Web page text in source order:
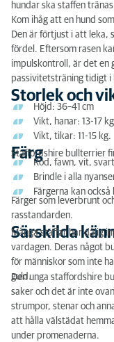
hundar ska staffen
Kom ihåg att en hund
Den är förtjust i att leka,
fördel. Eftersom rasen
impulskontroll, är det en
passivitetsträning tidigt i
Storlek och
Höjd: 36–41 cm
Vikt, hanar: 13-17
Vikt, tikar: 11-15 kg.
Färg
Staffordshire bullterrier
Röd, fawn, vit,
Brindle i alla
Färgerna kan
Färger som leverbrunt
rasstandarden.
Särskilda
Många staffar har dålig
vardagen. Deras något
för människor som inte
guld.
Den unga staffordshire
saker och det är inte
strumpor, stenar och
att hålla välstädat
under promenaderna.